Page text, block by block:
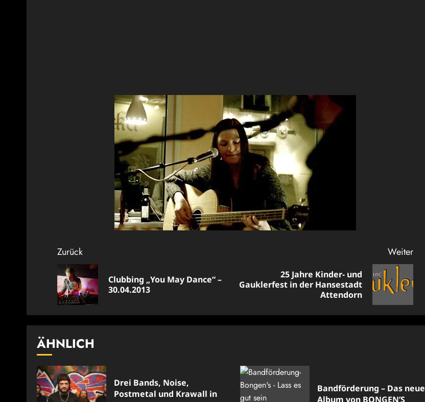
Beitragsnavigation
Zurück
Vorheriger
Clubbing „You May Dance“ –
30.04.2013
Weiter
Nächster
25 Jahre Kinder- und
Gauklerfest in der Hansestadt
Attendorn
ÄHNLICH
Drei Bands, Noise,
Postmetal und Krawall in
Bandförderung – Das neue
Album von BONGEN’S